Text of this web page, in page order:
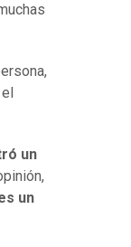
un
un